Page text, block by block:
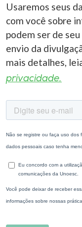
A-
Usaremos seus
com você sobre
podem ser de
envio da
mais detalhes,
privacidade.